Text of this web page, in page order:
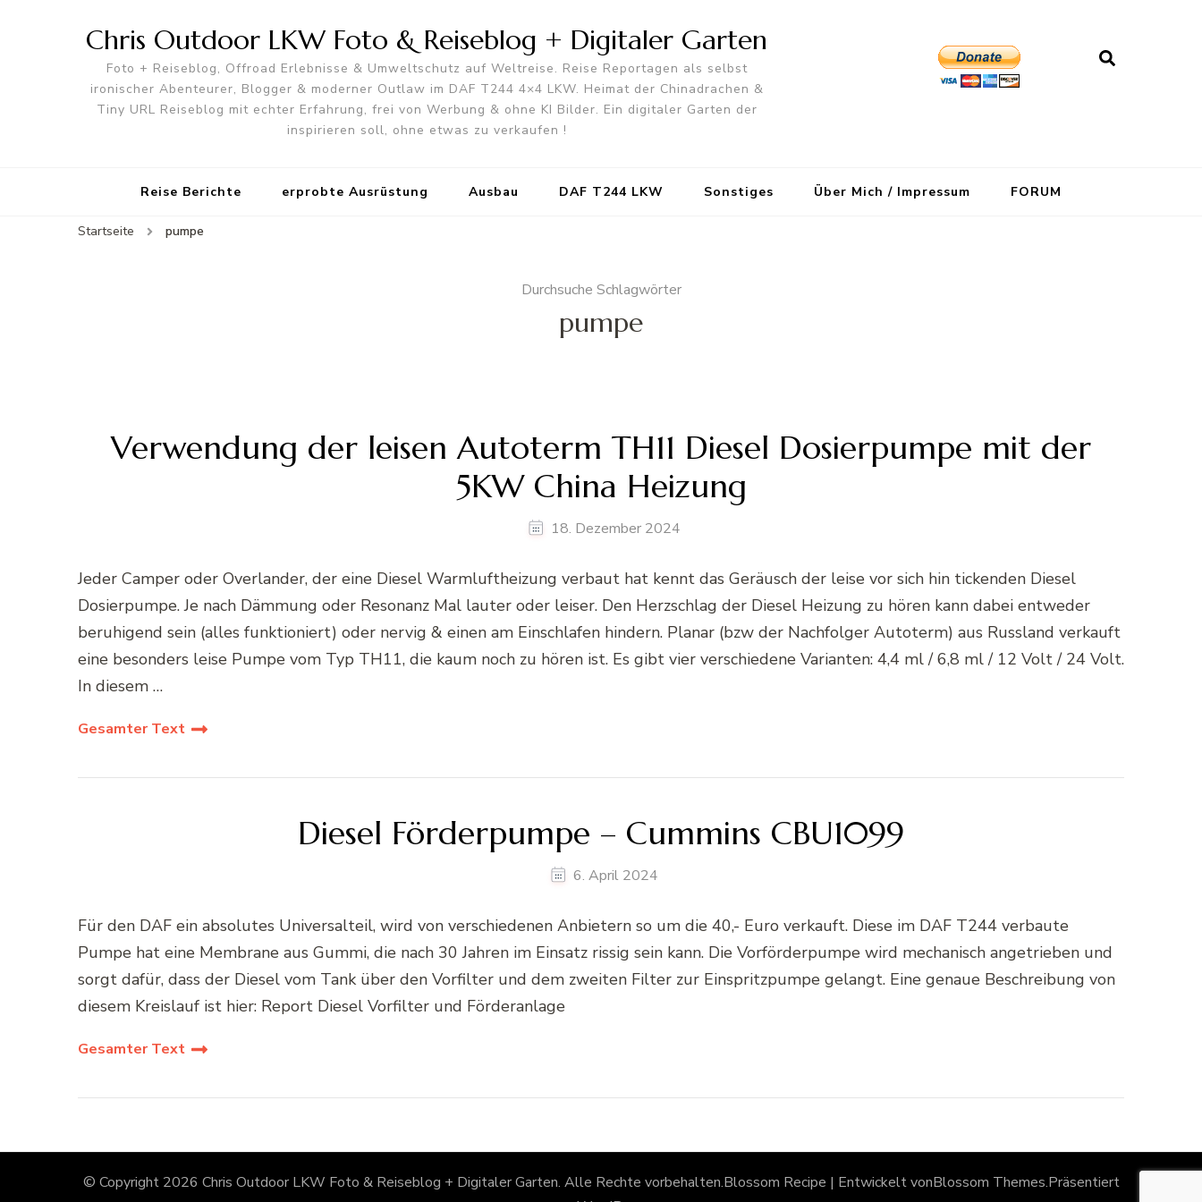
Chris Outdoor LKW Foto & Reiseblog + Digitaler Garten
Foto + Reiseblog, Offroad Erlebnisse & Umweltschutz auf Weltreise. Reise Reportagen als selbst
ironischer Abenteurer, Blogger & moderner Outlaw im DAF T244 4×4 LKW. Heimat der Chinadrachen &
Tiny URL Reiseblog mit echter Erfahrung, frei von Werbung & ohne KI Bilder. Ein digitaler Garten der
inspirieren soll, ohne etwas zu verkaufen !
Reise Berichte erprobte Ausrüstung Ausbau DAF T244 LKW Sonstiges Über Mich / Impressum FORUM
Startseite pumpe
Durchsuche Schlagwörter
pumpe
Verwendung der leisen Autoterm TH11 Diesel Dosierpumpe mit der
5KW China Heizung
18. Dezember 2024
Jeder Camper oder Overlander, der eine Diesel Warmluftheizung verbaut hat kennt das Geräusch der leise vor sich hin tickenden Diesel
Dosierpumpe. Je nach Dämmung oder Resonanz Mal lauter oder leiser. Den Herzschlag der Diesel Heizung zu hören kann dabei entweder
beruhigend sein (alles funktioniert) oder nervig & einen am Einschlafen hindern. Planar (bzw der Nachfolger Autoterm) aus Russland verkauft
eine besonders leise Pumpe vom Typ TH11, die kaum noch zu hören ist. Es gibt vier verschiedene Varianten: 4,4 ml / 6,8 ml / 12 Volt / 24 Volt.
In diesem …
Gesamter Text
Diesel Förderpumpe – Cummins CBU1099
6. April 2024
Für den DAF ein absolutes Universalteil, wird von verschiedenen Anbietern so um die 40,- Euro verkauft. Diese im DAF T244 verbaute
Pumpe hat eine Membrane aus Gummi, die nach 30 Jahren im Einsatz rissig sein kann. Die Vorförderpumpe wird mechanisch angetrieben und
sorgt dafür, dass der Diesel vom Tank über den Vorfilter und dem zweiten Filter zur Einspritzpumpe gelangt. Eine genaue Beschreibung von
diesem Kreislauf ist hier: Report Diesel Vorfilter und Förderanlage
Gesamter Text
© Copyright 2026 Chris Outdoor LKW Foto & Reiseblog + Digitaler Garten. Alle Rechte vorbehalten.Blossom Recipe | Entwickelt vonBlossom Themes.Präsentiert